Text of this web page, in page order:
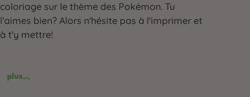
coloriage sur le thème des Pokémon. Tu
l'aimes bien? Alors n'hésite pas à l'imprimer et
à t'y mettre!
plus...